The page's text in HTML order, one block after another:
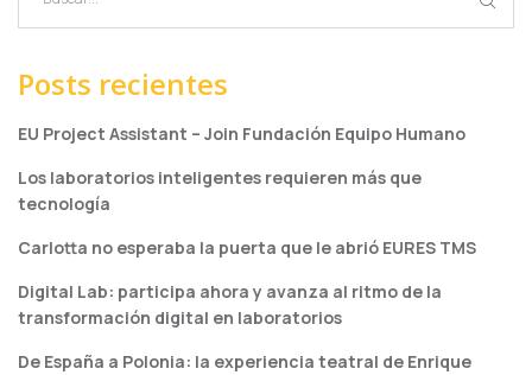
Posts recientes
EU Project Assistant – Join Fundación Equipo Humano
Los laboratorios inteligentes requieren más que
tecnología
Carlotta no esperaba la puerta que le abrió EURES TMS
Digital Lab: participa ahora y avanza al ritmo de la
transformación digital en laboratorios
De España a Polonia: la experiencia teatral de Enrique